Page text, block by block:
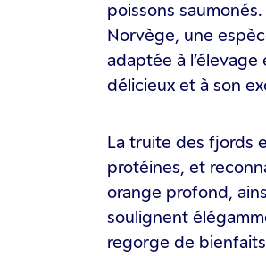
poissons
Norvège, une
adaptée à
délicieux et à son
La truite des fjords
protéines, et
orange profond,
soulignent
regorge de